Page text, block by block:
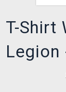
T-Shirt
Legion